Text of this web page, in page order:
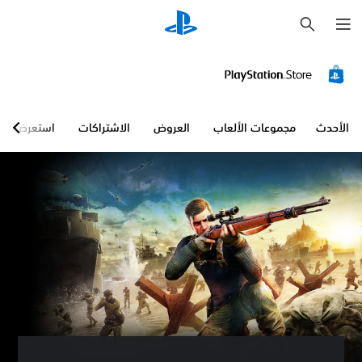
ح
ث
الأحدث مجموعات الألعاب العروض الاشتراكات استعرض